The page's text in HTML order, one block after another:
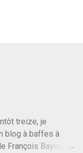
treize, je
blog à baffes à
François Bayrou. Il